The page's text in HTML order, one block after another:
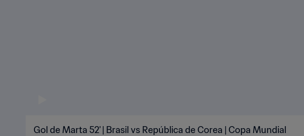
Gol de Marta 52' | Brasil vs República de Corea | Copa Mundial